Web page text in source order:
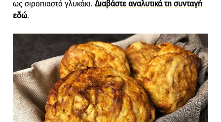
ως σιροπιαστό γλυκάκι. Διαβάστε αναλυτικά τη συνταγή
εδώ.